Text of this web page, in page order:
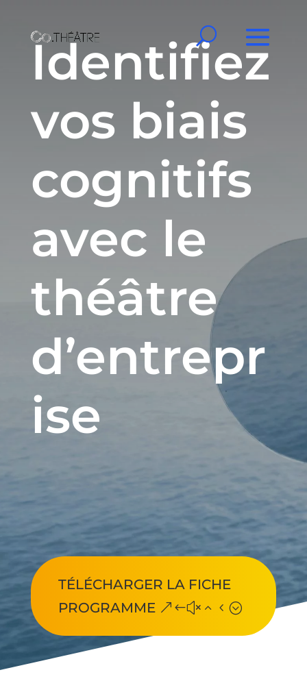
Identifiez
vos biais
cognitifs
avec le
théâtre
d’entrepr
ise
TÉLÉCHARGER LA FICHE
PROGRAMME